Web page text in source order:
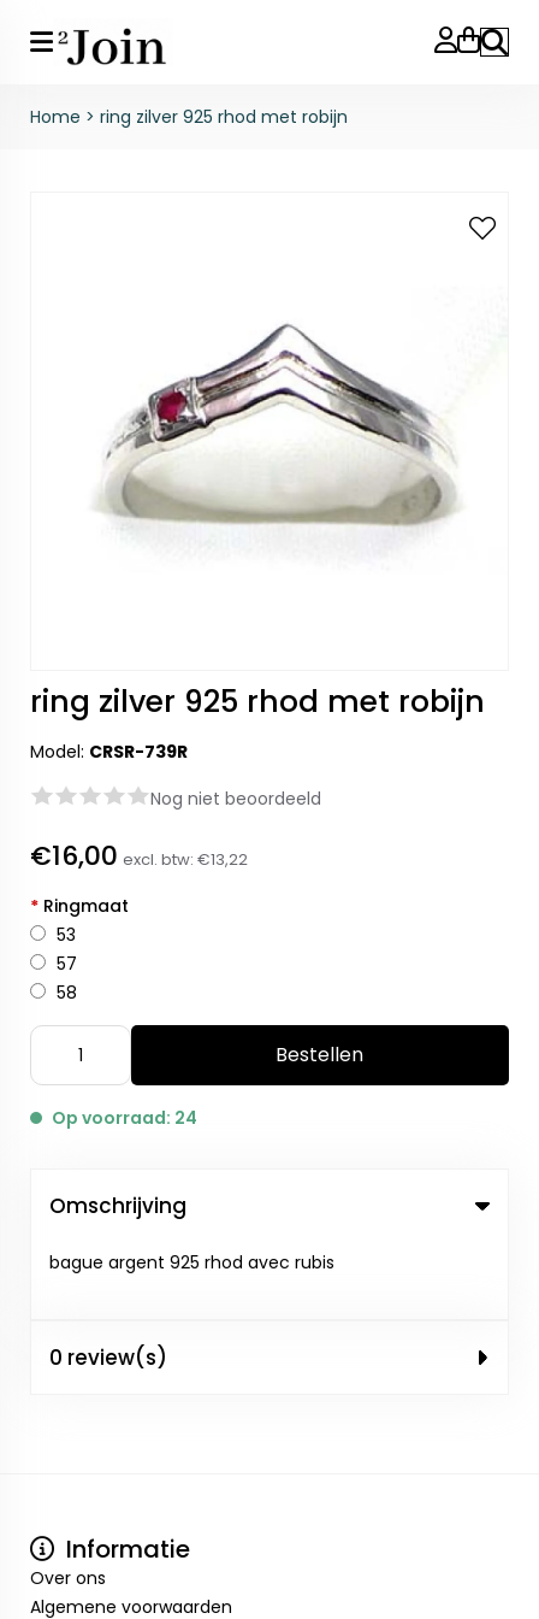
Zoeken
Home > ring zilver 925 rhod met robijn
ring zilver 925 rhod met robijn
Model: CRSR-739R
Nog niet beoordeeld
€16,00 excl. btw: €13,22
* Ringmaat
53
57
58
Bestellen
Op voorraad: 24
Omschrijving
bague argent 925 rhod avec rubis
0 review(s)
Informatie
Over ons
Algemene voorwaarden